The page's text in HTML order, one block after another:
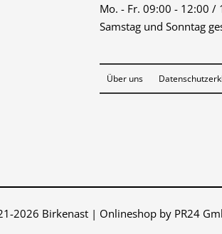
Mo. - Fr. 09:00 - 12:00 /
Samstag und Sonntag
Über uns
2026 Birkenast | Onlineshop by PR24